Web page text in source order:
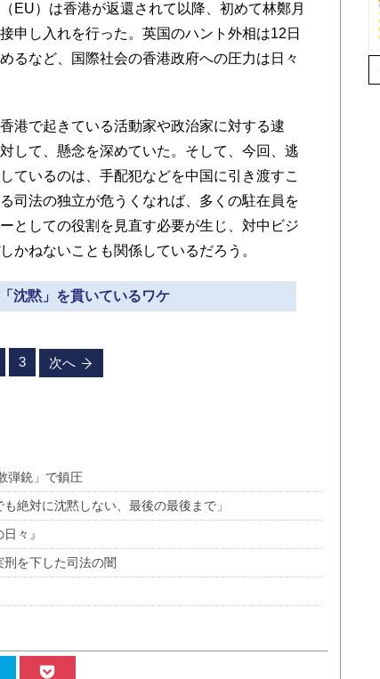
EU）は香港が返還されて以降、初めて林鄭月
申し入れを行った。英国のハント外相は12日
るなど、国際社会の香港政府への圧力は日々
港で起きている活動家や政治家に対する逮
して、懸念を深めていた。そして、今回、逃
ているのは、手配犯などを中国に引き渡すこ
司法の独立が危うくなれば、多くの駐在員を
としての役割を見直す必要が生じ、対中ビジ
かねないことも関係しているだろう。
沈黙」を貫いているワケ
3 次へ
弾銃」で鎮圧
絶対に沈黙しない、最後の最後まで」
々』
刑を下した司法の闇